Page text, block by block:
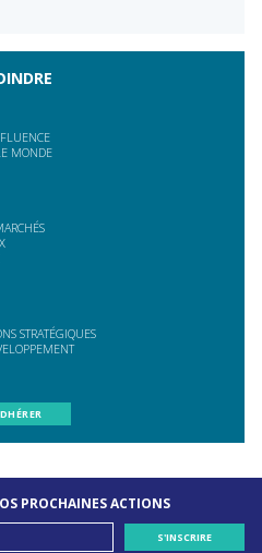
MONDE
STRATÉGIQUES
PROCHAINES ACTIONS